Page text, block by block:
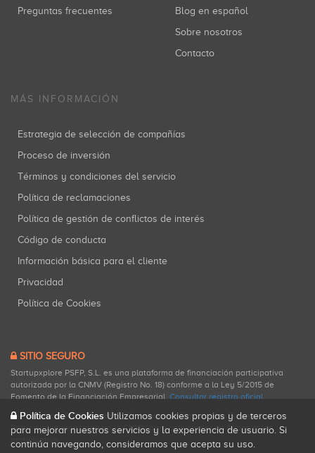
Preguntas frecuentes
Blog en español
Sobre nosotros
Contacto
MÁS INFORMACIÓN
Estrategia de selección de compañías
Proceso de inversión
Términos y condiciones del servicio
Política de reclamaciones
Política de gestión de conflictos de interés
Código de conducta
Información básica para el cliente
Privacidad
Política de Cookies
SITIO SEGURO
Startupxplore PSFP, S.L. es una plataforma de financiación participativa
autorizada por la CNMV (Registro No. 18) conforme a la Ley 5/2015 de
Fomento de la Financiación Empresarial. Consultar registro oficial
Startupxplore PSFP, S.L. es un Proveedor de Servicios de Financiación
Participativa registrado en la CNMV para actividades de financiación
participativa.
Política de Cookies Utilizamos cookies propias y de terceros
para mejorar nuestros servicios y la experiencia de usuario. Si
continúa navegando, consideramos que acepta su uso.